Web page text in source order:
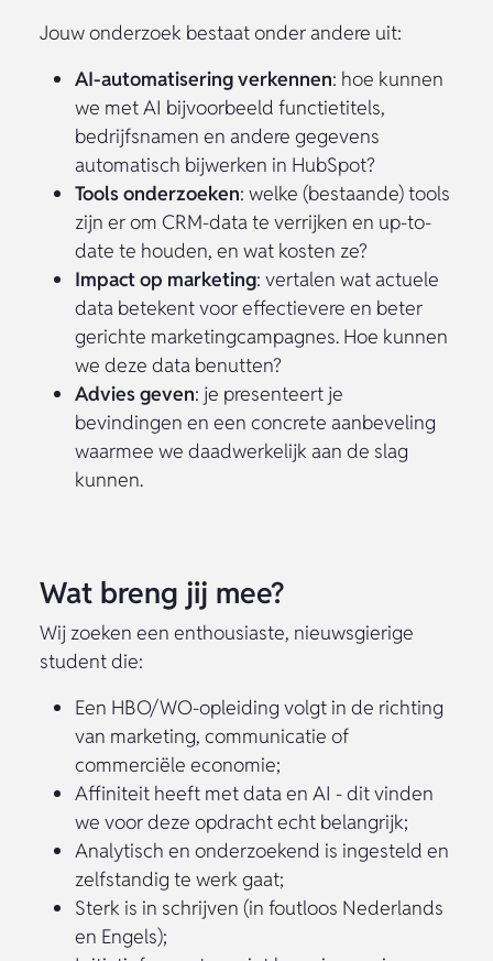
Jouw onderzoek bestaat onder andere uit:
AI-automatisering verkennen: hoe kunnen
we met AI bijvoorbeeld functietitels,
bedrijfsnamen en andere gegevens
automatisch bijwerken in HubSpot?
Tools onderzoeken: welke (bestaande) tools
zijn er om CRM-data te verrijken en up-to-
date te houden, en wat kosten ze?
Impact op marketing: vertalen wat actuele
data betekent voor effectievere en beter
gerichte marketingcampagnes. Hoe kunnen
we deze data benutten?
Advies geven: je presenteert je
bevindingen en een concrete aanbeveling
waarmee we daadwerkelijk aan de slag
kunnen.
Wat breng jij mee?
Wij zoeken een enthousiaste, nieuwsgierige
student die:
Een HBO/WO-opleiding volgt in de richting
van marketing, communicatie of
commerciële economie;
Affiniteit heeft met data en AI - dit vinden
we voor deze opdracht echt belangrijk;
Analytisch en onderzoekend is ingesteld en
zelfstandig te werk gaat;
Sterk is in schrijven (in foutloos Nederlands
en Engels);